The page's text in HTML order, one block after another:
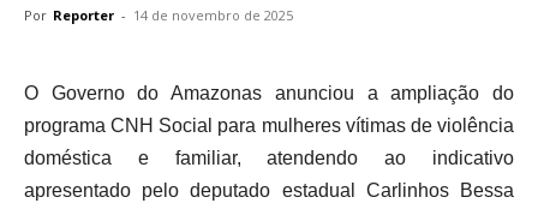
Por Reporter - 14 de novembro de 2025
O Governo do Amazonas anunciou a ampliação do
programa CNH Social para mulheres vítimas de violência
doméstica e familiar, atendendo ao indicativo
apresentado pelo deputado estadual Carlinhos Bessa